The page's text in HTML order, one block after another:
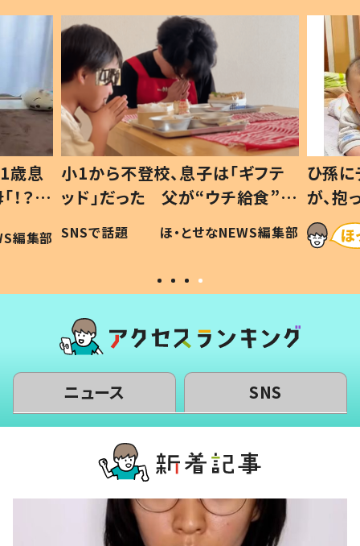
歳息
？」
編集部
小1から不登校、息子は「ギフテ
ッド」だった 父が“ウチ給食”を
作り続ける理由とは #令和の親
#令和の子
SNSで話題 ほ・とせなNEWS編集部
ひ孫
が、
「涙が
い」
ニュース SNS